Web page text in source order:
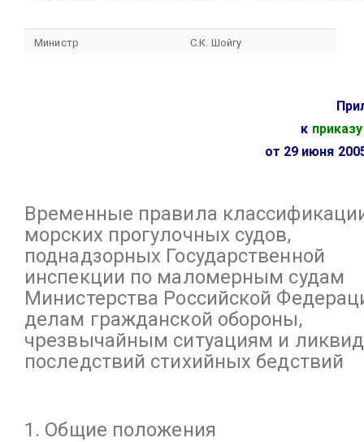
Министр С.К. Шойгу
к приказу
от 29 июня
Временные правила
морских прогулочных судов,
поднадзорных Государственной
инспекции по маломерным судам
Министерства Российской
делам гражданской обороны,
чрезвычайным ситуациям и
последствий стихийных бедствий
1. Общие положения